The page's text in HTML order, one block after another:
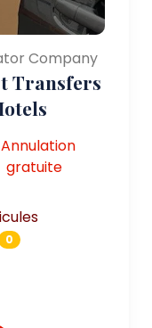
Company
Transfers
Annulation
gratuite
0